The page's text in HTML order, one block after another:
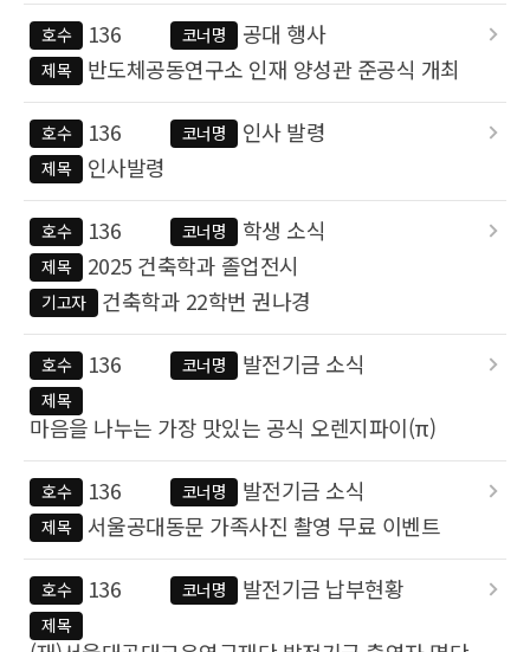
호수 136 코너명 공대 행사
제목 반도체공동연구소 인재 양성관 준공식 개최
호수 136 코너명 인사 발령
제목 인사발령
호수 136 코너명 학생 소식
제목 2025 건축학과 졸업전시
기고자 건축학과 22학번 권나경
호수 136 코너명 발전기금 소식
제목
마음을 나누는 가장 맛있는 공식 오렌지파이(π)
호수 136 코너명 발전기금 소식
제목 서울공대동문 가족사진 촬영 무료 이벤트
호수 136 코너명 발전기금 납부현황
제목